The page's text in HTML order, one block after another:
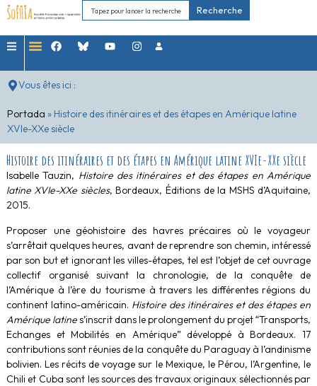
Recherche
Vous êtes ici :
Portada » Histoire des itinéraires et des étapes en Amérique latine
XVIe-XXe siècle
Histoire des itinéraires et des étapes en Amérique latine XVIe-XXe siècle
Isabelle Tauzin, Histoire des itinéraires et des étapes en Amérique
latine XVIe-XXe siècles, Bordeaux, Éditions de la MSHS d’Aquitaine,
2015.
Proposer une géohistoire des havres précaires où le voyageur
s’arrêtait quelques heures, avant de reprendre son chemin, intéressé
par son but et ignorant les villes-étapes, tel est l’objet de cet ouvrage
collectif organisé suivant la chronologie, de la conquête de
l’Amérique à l’ère du tourisme à travers les différentes régions du
continent latino-américain. Histoire des itinéraires et des étapes en
Amérique latines’inscrit dans le prolongement du projet “Transports,
Echanges et Mobilités en Amérique” développé à Bordeaux. 17
contributions sont réunies de la conquête du Paraguay à l’andinisme
bolivien. Les récits de voyage sur le Mexique, le Pérou, l’Argentine, le
Chili et Cuba sont les sources des travaux originaux sélectionnés par